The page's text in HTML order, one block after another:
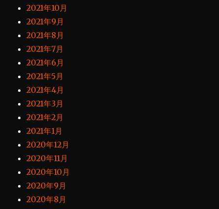
2021年10月
2021年9月
2021年8月
2021年7月
2021年6月
2021年5月
2021年4月
2021年3月
2021年2月
2021年1月
2020年12月
2020年11月
2020年10月
2020年9月
2020年8月